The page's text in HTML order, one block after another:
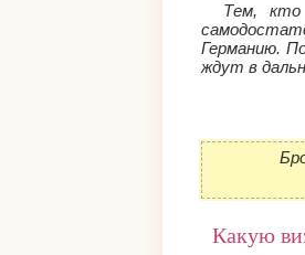
Тем, кто
Германию.
ждут в
Какую